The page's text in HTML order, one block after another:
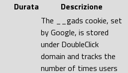
Durata Descrizione
The __gads cookie, set
by Google, is stored
under DoubleClick
domain and tracks the
number of times users